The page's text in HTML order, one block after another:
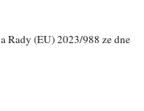
Rady (EU) 2023/988 ze dne